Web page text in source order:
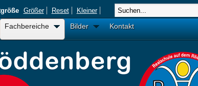
Fachbereiche Bilder Kontakt
Größer Reset Kleiner